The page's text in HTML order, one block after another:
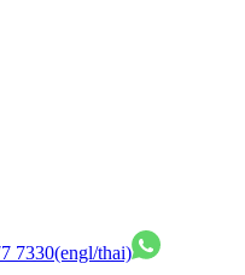
7330(engl/thai)